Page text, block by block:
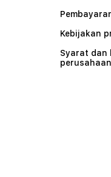
Kebijakan
Syarat dan
perusahaan